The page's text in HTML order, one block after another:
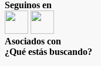
Seguinos en
Asociados con
¿Qué estás buscando?